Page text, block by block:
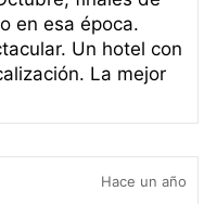
en esa época.
Un hotel con
La mejor
Hace un año